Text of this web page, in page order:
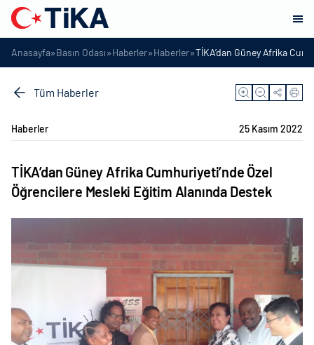
Anasayfa»Basın Odası»Haberler»Haberler»TİKA’dan Güney Afrika
Tüm Haberler
Haberler 25 Kasım 2022
TİKA’dan Güney Afrika Cumhuriyeti’nde Özel
Öğrencilere Mesleki Eğitim Alanında Destek